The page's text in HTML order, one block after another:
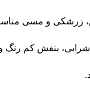
زرشکی و مسی
بنفش کم‌ رنگ و